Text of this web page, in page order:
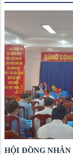
HỘI ĐỒNG